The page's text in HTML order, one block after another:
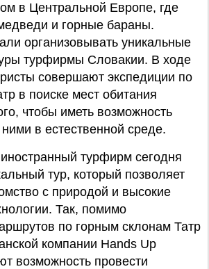
в Центральной Европе, где
и горные бараны.
организовывать уникальные
турфирмы Словакии. В ходе
совершают экспедиции по
в поиске мест обитания
чтобы иметь возможность
в естественной среде.
турфирм сегодня
тур, который позволяет
с природой и высокие
Так, помимо
по горным склонам Татр
компании Hands Up
возможность провести